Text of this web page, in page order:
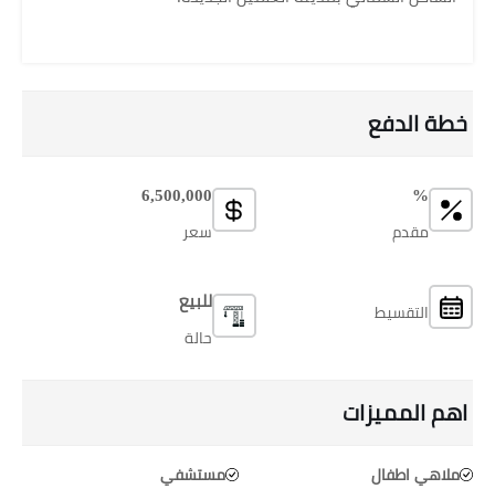
خطة الدفع
%
مقدم
التقسيط
6,500,000
سعر
للبيع
حالة
اهم المميزات
ملاهي اطفال مستشفي